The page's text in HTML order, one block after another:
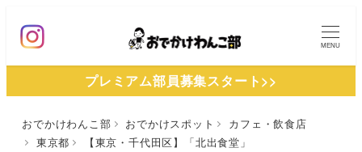
ン
MENU
プレミアム部員募集スタート>>
おでかけわんこ部 おでかけスポット
カフェ・飲食店
東京都
【東京・千代田区】「北出食堂」